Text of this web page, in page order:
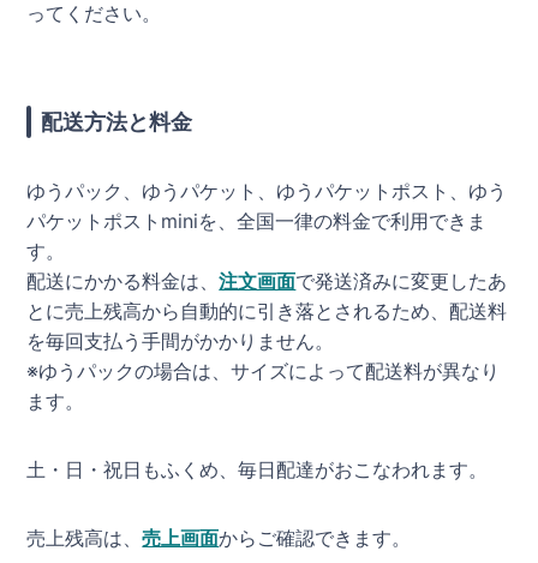
ってください。
配送方法と料金
ゆうパック、ゆうパケット、ゆうパケットポスト、ゆう
パケットポストminiを、全国一律の料金で利用できま
す。
配送にかかる料金は、注文画面で発送済みに変更したあ
とに売上残高から自動的に引き落とされるため、配送料
を毎回支払う手間がかかりません。
※ゆうパックの場合は、サイズによって配送料が異なり
ます。
土・日・祝日もふくめ、毎日配達がおこなわれます。
売上残高は、売上画面からご確認できます。